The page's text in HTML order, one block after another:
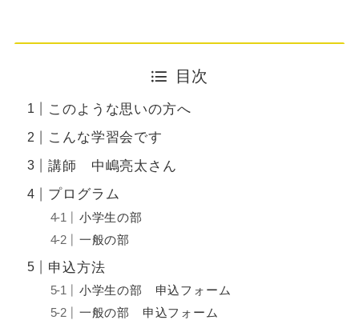
目次
このような思いの方へ
こんな学習会です
講師 中嶋亮太さん
プログラム
小学生の部
一般の部
申込方法
小学生の部 申込フォーム
一般の部 申込フォーム